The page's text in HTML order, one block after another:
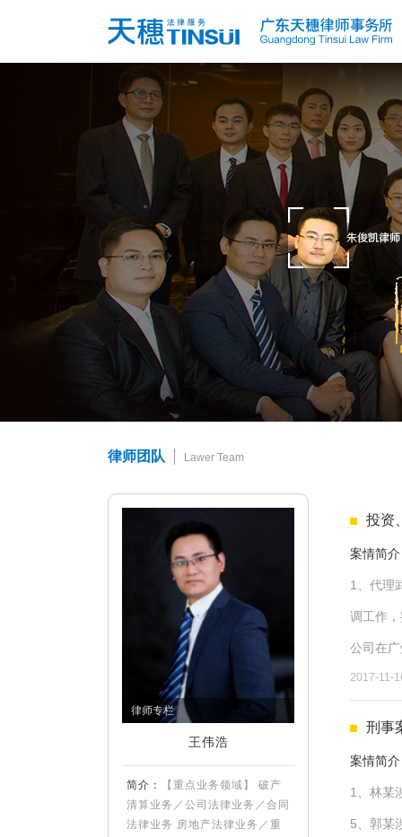
律师团队 Lawer Team
律师专栏
王伟浩
简介：
【重点业务领域】 破产
清算业务／公司法律业务／合同
法律业务 房地产法律业务／重
投资
案情简
1、代理
调工作
公司在
重大的
2017-11-
刑事
案情简
1、林某
5、郭某